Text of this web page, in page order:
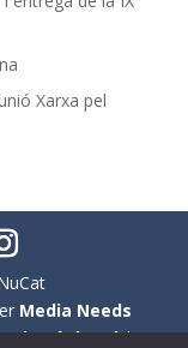
Xarxa pel
Media Needs
|Avís legal|